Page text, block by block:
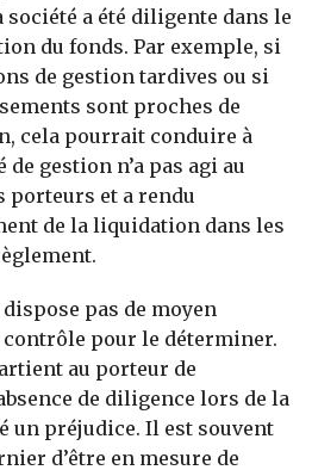
société a été diligente dans le
du fonds. Par exemple, si
de gestion tardives ou si
sont proches de
cela pourrait conduire à
gestion n’a pas agi au
porteurs et a rendu
de la liquidation dans les
pas de moyen
contrôle pour le déterminer.
au porteur de
de diligence lors de la
un préjudice. Il est souvent
d’être en mesure de